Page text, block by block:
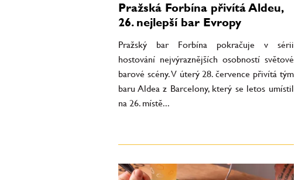
Pražská Forbína přivítá Aldeu,
26. nejlepší bar Evropy
Pražský bar Forbína pokračuje v sérii
hostování nejvýraznějších osobností světové
barové scény. V úterý 28. července přivítá tým
baru Aldea z Barcelony, který se letos umístil
na 26. místě...